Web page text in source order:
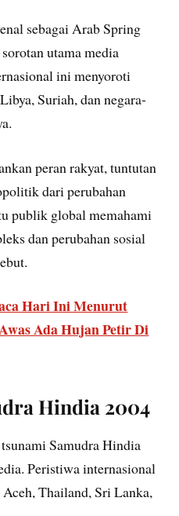
sebagai Arab Spring
utama media
ini menyoroti
Suriah, dan negara-
peran rakyat, tuntutan
dari perubahan
publik global memahami
dan perubahan sosial
Hari Ini Menurut
Ada Hujan Petir Di
Hindia 2004
Samudra Hindia
Peristiwa internasional
Thailand, Sri Lanka,